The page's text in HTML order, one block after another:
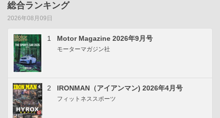
総合ランキング
2026年08月09日
1 Motor Magazine 2026年9月号
モーターマガジン社
2 IRONMAN（アイアンマン) 2026年4月号
フィットネススポーツ